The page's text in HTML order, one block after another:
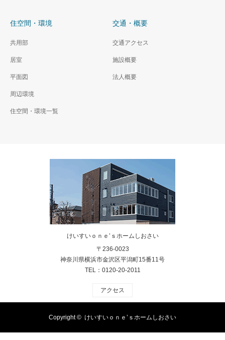
住空間・環境
共用部
居室
平面図
周辺環境
住空間・環境一覧
交通・概要
交通アクセス
施設概要
法人概要
けいすいｏｎｅ’ｓホームしおさい
〒236-0023
神奈川県横浜市金沢区平潟町15番11号
TEL：0120-20-2011
アクセス
Copyright © けいすいｏｎｅ’ｓホームしおさい